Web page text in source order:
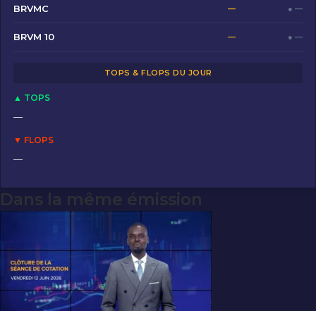
b
o
o
o
n
BRVMC — ● —
BRVM 10 — ● —
TOPS & FLOPS DU JOUR
▲ TOPS
—
▼ FLOPS
—
Dans la même émission